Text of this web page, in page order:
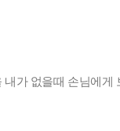
내가 없을때 손님에게